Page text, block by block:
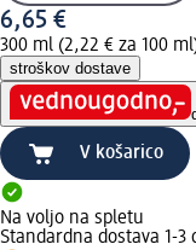
6,65 €
300 ml (2,22 € za 100
stroškov dostave
V košarico
Na voljo na spletu
Standardna dostava 1-3